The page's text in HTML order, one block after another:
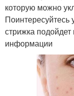
которую можно
Поинтересуйтесь
стрижка
информации